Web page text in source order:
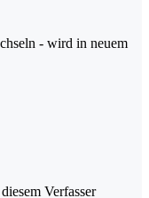
- wird in neuem
Verfasser